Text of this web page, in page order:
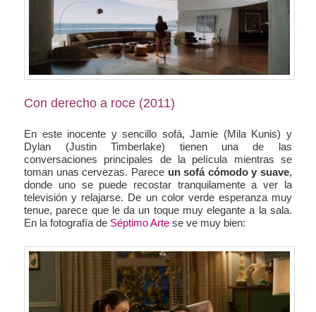
Con derecho a roce (2011)
En este inocente y sencillo sofá, Jamie (Mila Kunis) y
Dylan (Justin Timberlake) tienen una de las
conversaciones principales de la película mientras se
toman unas cervezas. Pareceun sofá cómodo y suave,
donde uno se puede recostar tranquilamente a ver la
televisión y relajarse. De un color verde esperanza muy
tenue, parece que le da un toque muy elegante a la sala.
En la fotografía de Séptimo Arte se ve muy bien: